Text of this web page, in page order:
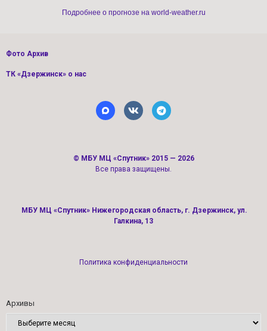
Подробнее о прогнозе на world-weather.ru
Фото Архив
ТК «Дзержинск» о нас
© МБУ МЦ «Спутник» 2015 — 2026
Все права защищены.
МБУ МЦ «Спутник» Нижегородская область, г. Дзержинск, ул.
Галкина, 13
Политика конфиденциальности
Архивы